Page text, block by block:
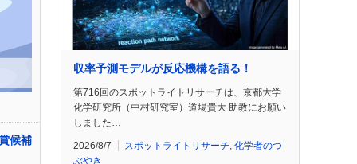
候補
収率予測モデルが反応機構を語る！
第716回のスポットライトリサーチは、京都大学
化学研究所（中村研究室）道場貴大 助教にお願い
しました…
2026/8/7 スポットライトリサーチ 化学者のつ
ぶやき